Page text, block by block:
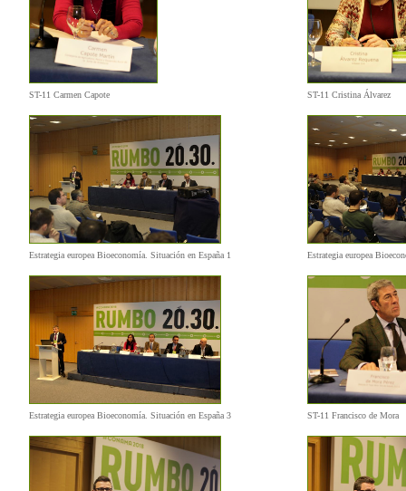
ST-11 Carmen Capote ST-11 Cristina Álvarez
Estrategia europea Bioeconomía. Situación en España 1 Estrategia europea
Estrategia europea Bioeconomía. Situación en España 3 ST-11 Francisco de Mora